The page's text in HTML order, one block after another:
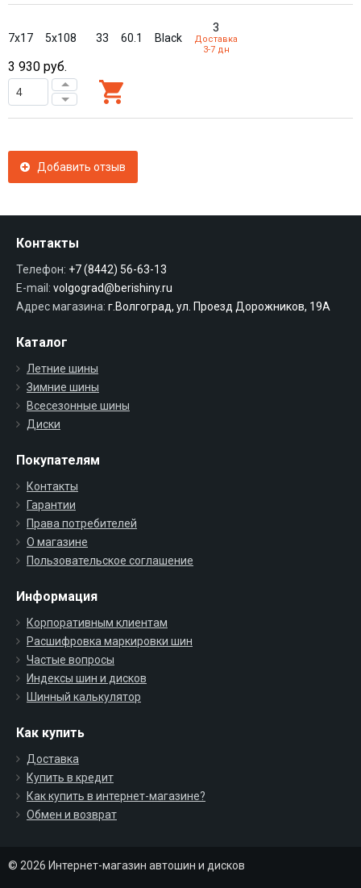
7x17 5x108 33 60.1 Black
3
Доставка
3-7 дн
3 930 руб.
Добавить отзыв
Контакты
Телефон: +7 (8442) 56-63-13
E-mail: volgograd@berishiny.ru
Адрес магазина: г.Волгоград, ул. Проезд Дорожников, 19А
Каталог
Летние шины
Зимние шины
Всесезонные шины
Диски
Покупателям
Контакты
Гарантии
Права потребителей
О магазине
Пользовательское соглашение
Информация
Корпоративным клиентам
Расшифровка маркировки шин
Частые вопросы
Индексы шин и дисков
Шинный калькулятор
Как купить
Доставка
Купить в кредит
Как купить в интернет-магазине?
Обмен и возврат
© 2026 Интернет-магазин автошин и дисков